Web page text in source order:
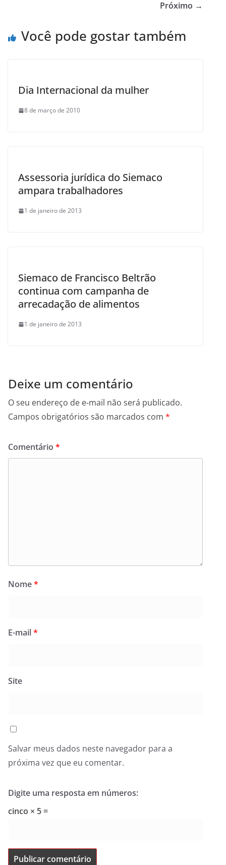
o
Próximo →
Você pode gostar também
Dia Internacional da mulher
8 de março de 2010
Assessoria jurídica do Siemaco
ampara trabalhadores
1 de janeiro de 2013
Siemaco de Francisco Beltrão
continua com campanha de
arrecadação de alimentos
1 de janeiro de 2013
Deixe um comentário
O seu endereço de e-mail não será publicado.
Campos obrigatórios são marcados com *
Comentário *
Nome*
E-mail*
Site
Salvar meus dados neste navegador para a
próxima vez que eu comentar.
Digite uma resposta em números:
cinco × 5 =